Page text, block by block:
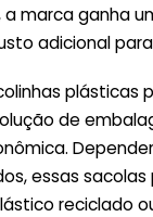
a marca ganha
adicional
plásticas
de
essas
reciclado